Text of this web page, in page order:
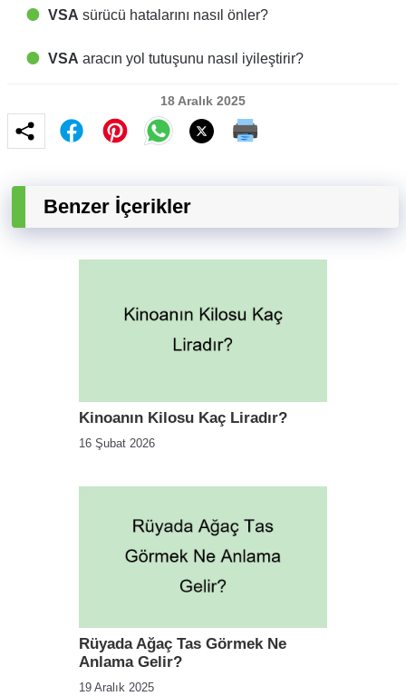
VSA sürücü hatalarını nasıl önler?
VSA aracın yol tutuşunu nasıl iyileştirir?
18 Aralık 2025
Benzer İçerikler
Kinoanın Kilosu Kaç Liradır?
16 Şubat 2026
Rüyada Ağaç Tas Görmek Ne
Anlama Gelir?
19 Aralık 2025